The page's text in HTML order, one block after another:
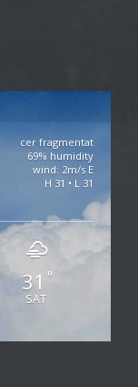
cer fragmentat
69% humidity
wind: 2m/s E
H 31 • L 31
31 °
SAT